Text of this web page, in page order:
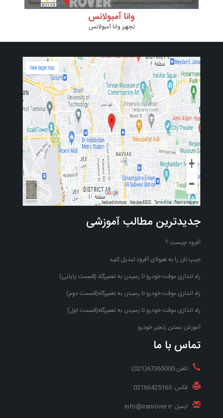
وانا آمبولانس
تجهیز وانا آمبولانس
جدیدترین مطالب آموزشی
آفرود چیست ؟
جیپ تان را به هیولای آفرود تبدیل کنید
راه اندازی موقت خودرو تا رسیدن به تعمیرگاه (قسمت پایانی)
راه اندازی موقت خودرو تا رسیدن به تعمیرگاه(قسمت دوم)
راه اندازی موقت خودرو تا رسیدن به تعمیرگاه(قسمت اول)
آموزش بستن زنجیر خودرو
تماس با ما
تلفن:67365000(021)
فکس: 02166425165
ایمیل: info@iranrover.ir